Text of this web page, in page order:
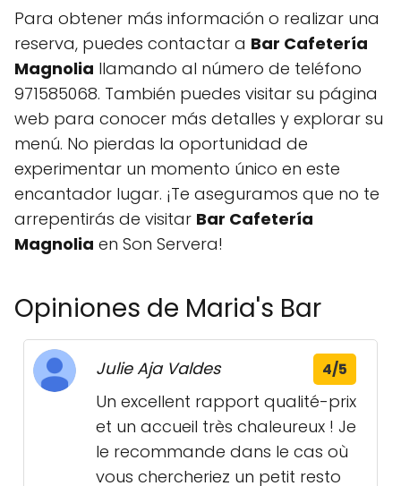
Para obtener más información o realizar una
reserva, puedes contactar a Bar Cafetería
Magnolia llamando al número de teléfono
971585068. También puedes visitar su página
web para conocer más detalles y explorar su
menú. No pierdas la oportunidad de
experimentar un momento único en este
encantador lugar. ¡Te aseguramos que no te
arrepentirás de visitar Bar Cafetería
Magnolia en Son Servera!
Opiniones de Maria's Bar
Julie Aja Valdes 4/5
Un excellent rapport qualité-prix
et un accueil très chaleureux ! Je
le recommande dans le cas où
vous chercheriez un petit resto